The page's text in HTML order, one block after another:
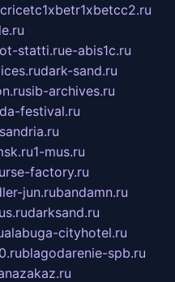
cricetc1xbetr1xbetcc2.ru
statti.rue-abis1c.ru
dark-sand.ru
sib-archives.ru
festival.ru
1-mus.ru
factory.ru
jun.rubandamn.ru
darksand.ru
alabuga-cityhotel.ru
blagodarenie-spb.ru